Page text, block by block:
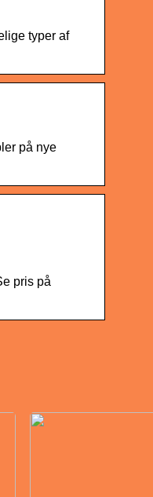
typer af
på nye
pris på